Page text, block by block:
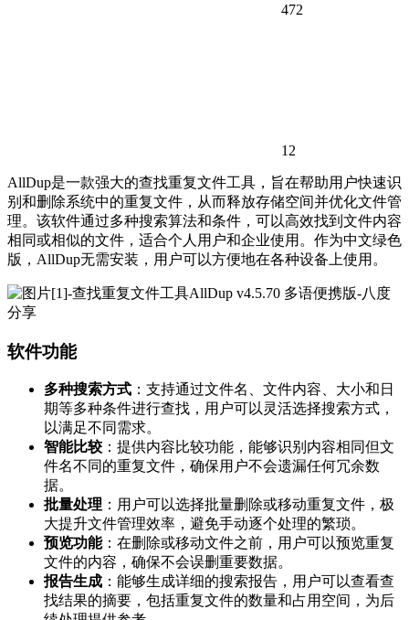
472
12
AllDup是一款强大的查找重复文件工具，旨在帮助用户快速识
别和删除系统中的重复文件，从而释放存储空间并优化文件管
理。该软件通过多种搜索算法和条件，可以高效找到文件内容
相同或相似的文件，适合个人用户和企业使用。作为中文绿色
版，AllDup无需安装，用户可以方便地在各种设备上使用。
软件功能
多种搜索方式 ：支持通过文件名、文件内容、大小和日
期等多种条件进行查找，用户可以灵活选择搜索方式，
以满足不同需求。
智能比较 ：提供内容比较功能，能够识别内容相同但文
件名不同的重复文件，确保用户不会遗漏任何冗余数
据。
批量处理 ：用户可以选择批量删除或移动重复文件，极
大提升文件管理效率，避免手动逐个处理的繁琐。
预览功能：在删除或移动文件之前，用户可以预览重复
文件的内容，确保不会误删重要数据。
报告生成 ：能够生成详细的搜索报告，用户可以查看查
找结果的摘要，包括重复文件的数量和占用空间，为后